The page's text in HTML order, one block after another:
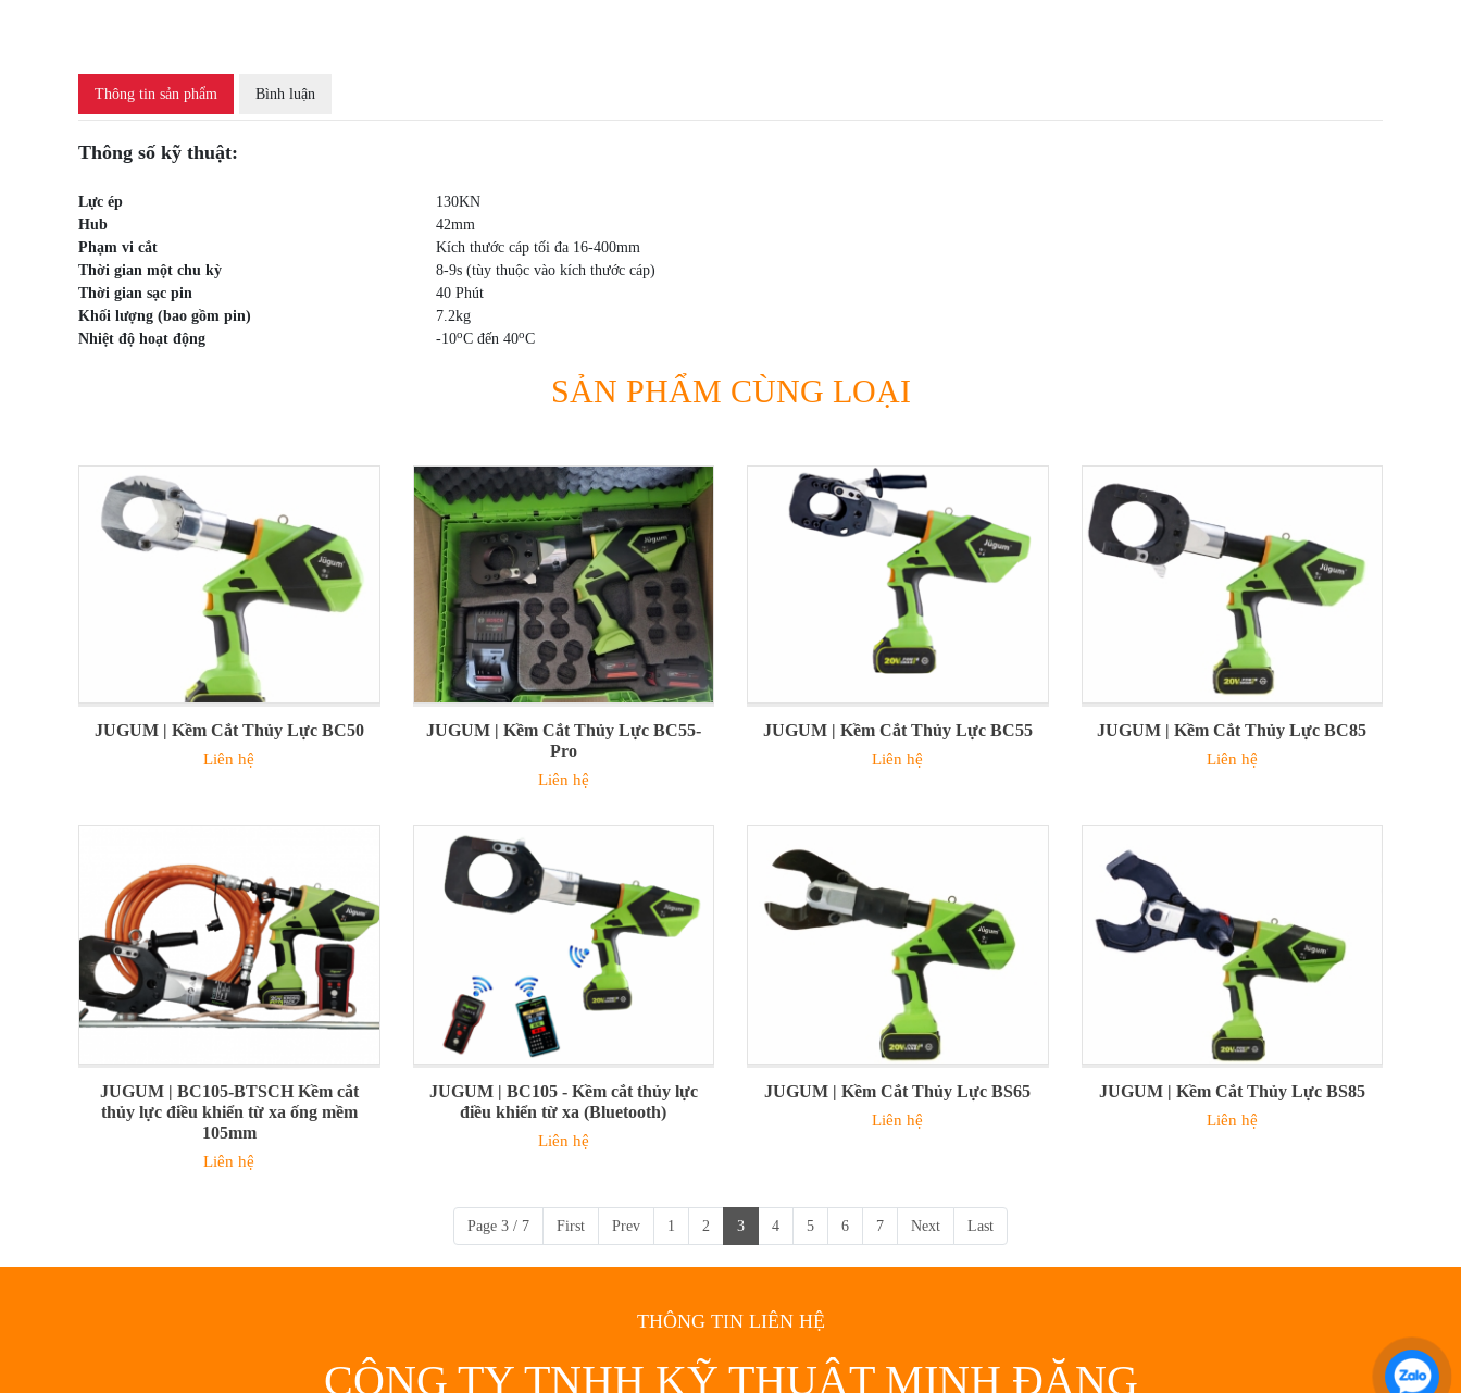
Thông tin sản phẩm Bình luận
Thông số kỹ thuật:
Lực ép
130KN
Hub
42mm
Phạm vi cắt
Kích thước cáp tối đa 16-400mm
Thời gian một chu kỳ
8-9s (tùy thuộc vào kích thước cáp)
Thời gian sạc pin
40 Phút
Khối lượng (bao gồm pin)
7.2kg
Nhiệt độ hoạt động
-10oC đến 40oC
SẢN PHẨM CÙNG LOẠI
JUGUM | Kềm Cắt Thủy Lực BC50
Liên hệ
JUGUM | Kềm Cắt Thủy Lực BC55-
Pro
Liên hệ
JUGUM | Kềm Cắt Thủy Lực BC55
Liên hệ
JUGUM | Kềm Cắt Thủy Lực BC85
Liên hệ
JUGUM | BC105-BTSCH Kềm cắt
thủy lực điều khiển từ xa ống mềm
105mm
Liên hệ
JUGUM | BC105 - Kềm cắt thủy lực
điều khiển từ xa (Bluetooth)
Liên hệ
JUGUM | Kềm Cắt Thủy Lực BS65
Liên hệ
JUGUM | Kềm Cắt Thủy Lực BS85
Liên hệ
Page 3 / 7 First Prev 1 2 3 4 5 6 7 Next Last
THÔNG TIN LIÊN HỆ
CÔNG TY TNHH KỸ THUẬT MINH ĐĂNG